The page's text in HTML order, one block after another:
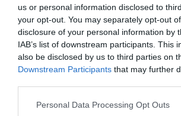
us or personal information disclosed to
your opt-out. You may separately opt-out
disclosure of your personal information by
IAB’s list of downstream participants. This
also be disclosed by us to third parties on
Downstream Participants that may further
Personal Data Processing Opt Outs